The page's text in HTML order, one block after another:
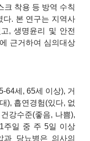
크 착용 등 방역 수칙
다. 본 연구는 지역사
, 생명윤리 및 안전
근거하여 심의대상
64세, 65세 이상), 거
), 흡연경험(있다, 없
강수준(좋음, 나쁨),
주일 중 주 5일 이상
과 당뇨병은 의사의